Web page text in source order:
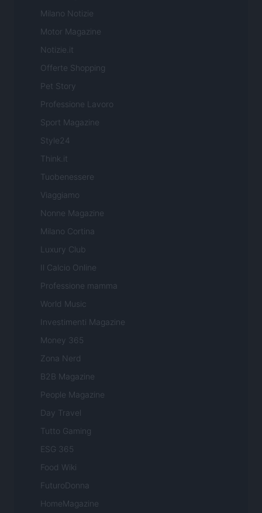
Milano Notizie
Motor Magazine
Notizie.it
Offerte Shopping
Pet Story
Professione Lavoro
Sport Magazine
Style24
Think.it
Tuobenessere
Viaggiamo
Nonne Magazine
Milano Cortina
Luxury Club
Il Calcio Online
Professione mamma
World Music
Investimenti Magazine
Money 365
Zona Nerd
B2B Magazine
People Magazine
Day Travel
Tutto Gaming
ESG 365
Food Wiki
FuturoDonna
HomeMagazine